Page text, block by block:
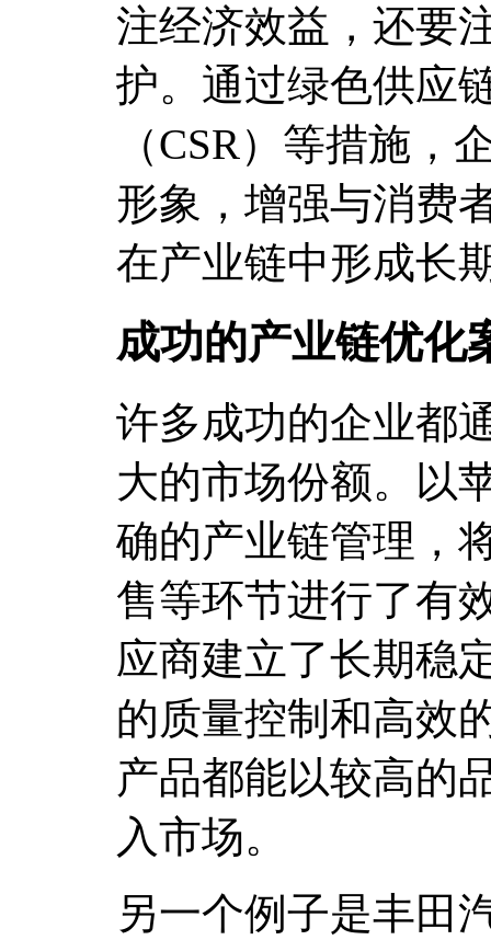
注经济效益，还要
护。通过绿色供应
（CSR）等措施，
形象，增强与消费
在产业链中形成长
成功的产业链优化
许多成功的企业都
大的市场份额。以
确的产业链管理，
售等环节进行了有
应商建立了长期稳
的质量控制和高效
产品都能以较高的
入市场。
另一个例子是丰田